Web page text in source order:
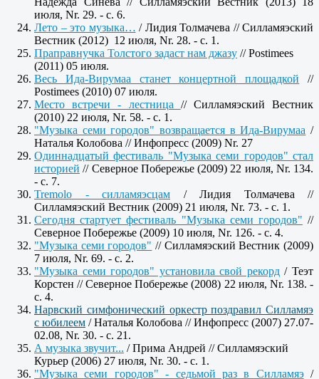
июля, Nr. 29. - c. 6.
Лето – это музыка… / Лидия Толмачева // Силламяэский
Вестник (2012) 12 июля, Nr. 28. - c. 1.
Праправнучка Толстого задаст нам джазу // Postimees
(2011) 05 июля.
Весь Ида-Вирумаа станет концертной площадкой //
Postimees (2010) 07 июля.
Место встречи - лестница // Силламяэский Вестник
(2010) 22 июля, Nr. 58. - c. 1.
"Музыка семи городов" возвращается в Ида-Вирумаа /
Наталья Колобова // Инфопресс (2009) Nr. 27
Одиннадцатый фестиваль "Музыка семи городов" стал
историей // Северное Побережье (2009) 22 июля, Nr. 134.
- c. 7.
Tremolo - силламяэсцам / Лидия Толмачева //
Силламяэский Вестник (2009) 21 июля, Nr. 73. - c. 1.
Сегодня стартует фестиваль "Музыка семи городов" //
Северное Побережье (2009) 10 июля, Nr. 126. - c. 4.
"Музыка семи городов" // Силламяэский Вестник (2009)
7 июля, Nr. 69. - c. 2.
"Музыка семи городов" установила свой рекорд/ Теэт
Корстен // Северное Побережье (2008) 22 июля, Nr. 138. -
c. 4.
Нарвский симфонический оркестр поздравил Силламяэ
с юбилеем / Наталья Колобова // Инфопресс (2007) 27.07-
02.08, Nr. 30. - c. 21.
А музыка звучит... / Прима Андрей // Силламяэский
Курьер (2006) 27 июля, Nr. 30. - c. 1.
"Музыка семи городов" - седьмой раз в Силламяэ/